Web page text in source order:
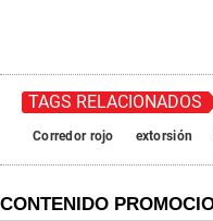
TAGS RELACIONADOS
Corredor rojo extorsión